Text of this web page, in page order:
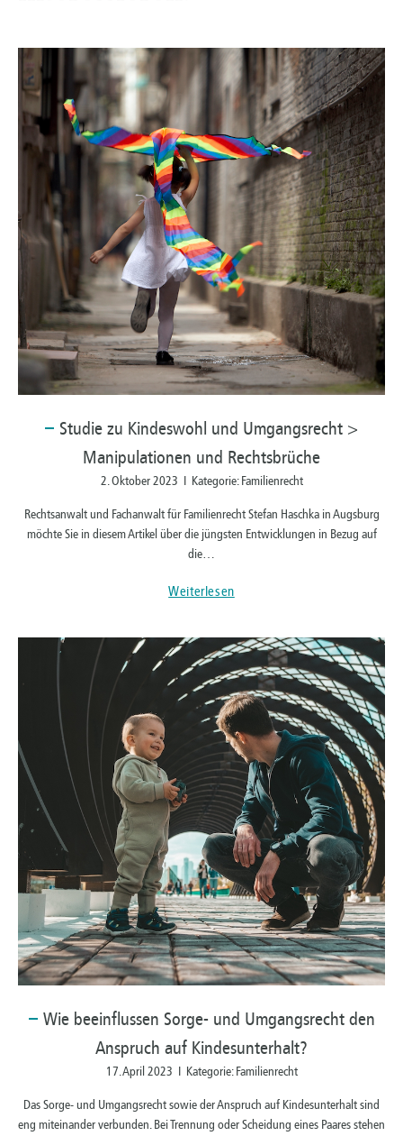
Studie zu Kindeswohl und Umgangsrecht >
Manipulationen und Rechtsbrüche
2. Oktober 2023 I Kategorie: Familienrecht
Rechtsanwalt und Fachanwalt für Familienrecht Stefan Haschka in Augsburg
möchte Sie in diesem Artikel über die jüngsten Entwicklungen in Bezug auf
die…
Weiterlesen
Wiebeeinflussen Sorge- und Umgangsrecht den
Anspruch auf Kindesunterhalt?
17. April 2023 I Kategorie: Familienrecht
Das Sorge- und Umgangsrecht sowie der Anspruch auf Kindesunterhalt sind
eng miteinander verbunden. Bei Trennung oder Scheidung eines Paares stehen